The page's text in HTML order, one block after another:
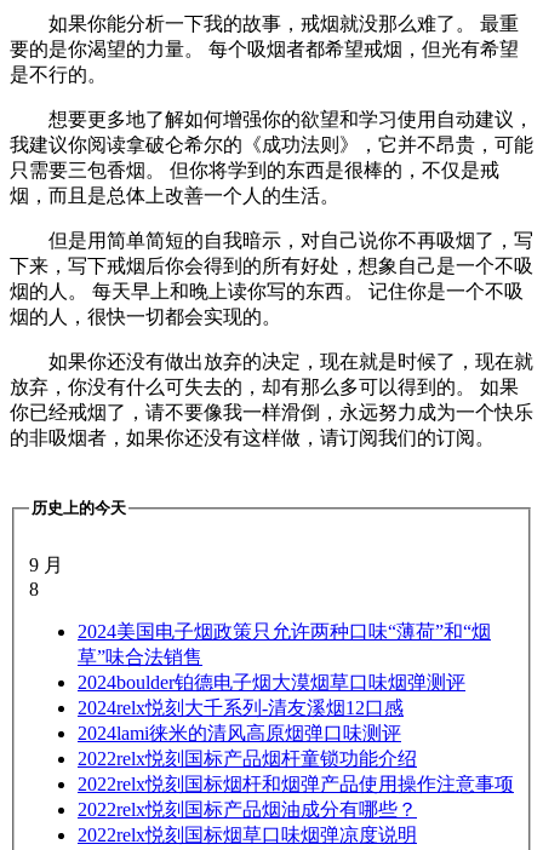
如果你能分析一下我的故事，戒烟就没那么难了。 最重
要的是你渴望的力量。 每个吸烟者都希望戒烟，但光有希望
是不行的。
想要更多地了解如何增强你的欲望和学习使用自动建议，
我建议你阅读拿破仑希尔的《成功法则》，它并不昂贵，可能
只需要三包香烟。 但你将学到的东西是很棒的，不仅是戒
烟，而且是总体上改善一个人的生活。
但是用简单简短的自我暗示，对自己说你不再吸烟了，写
下来，写下戒烟后你会得到的所有好处，想象自己是一个不吸
烟的人。 每天早上和晚上读你写的东西。 记住你是一个不吸
烟的人，很快一切都会实现的。
如果你还没有做出放弃的决定，现在就是时候了，现在就
放弃，你没有什么可失去的，却有那么多可以得到的。 如果
你已经戒烟了，请不要像我一样滑倒，永远努力成为一个快乐
的非吸烟者，如果你还没有这样做，请订阅我们的订阅。
历史上的今天
9 月
8
2024美国电子烟政策只允许两种口味“薄荷”和“烟
草”味合法销售
2024boulder铂德电子烟大漠烟草口味烟弹测评
2024relx悦刻大千系列-清友溪烟12口感
2024lami徕米的清风高原烟弹口味测评
2022relx悦刻国标产品烟杆童锁功能介绍
2022relx悦刻国标烟杆和烟弹产品使用操作注意事项
2022relx悦刻国标产品烟油成分有哪些？
2022relx悦刻国标烟草口味烟弹凉度说明